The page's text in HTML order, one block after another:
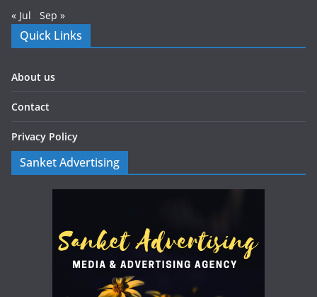
« Jul Sep »
Quick Links
About us
Contact
Privacy Policy
Sanket Advertising